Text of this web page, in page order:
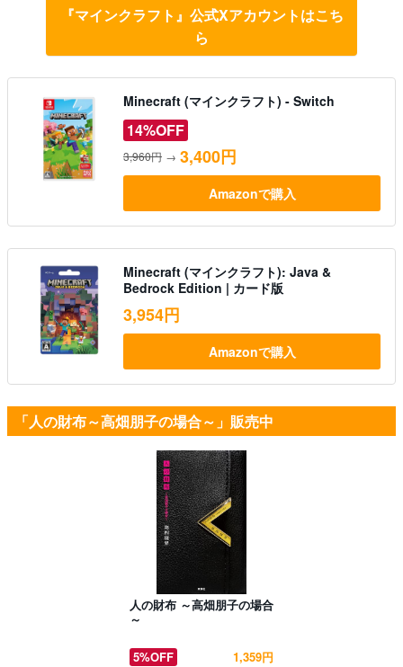
『マインクラフト』公式Xアカウントはこち
ら
Minecraft (マインクラフト) - Switch
14%OFF
3,960円 → 3,400円
Amazonで購入
Minecraft (マインクラフト): Java &
Bedrock Edition | カード版
3,954円
Amazonで購入
「人の財布～高畑朋子の場合～」販売中
人の財布 ～高畑朋子の場合
～
5%OFF
1,359円